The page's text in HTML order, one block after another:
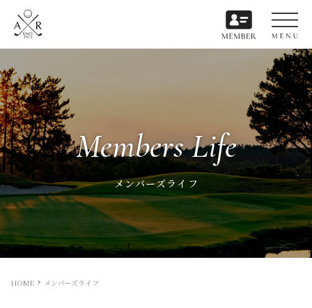
Members Life
メンバーズライフ
HOME メンバーズライフ